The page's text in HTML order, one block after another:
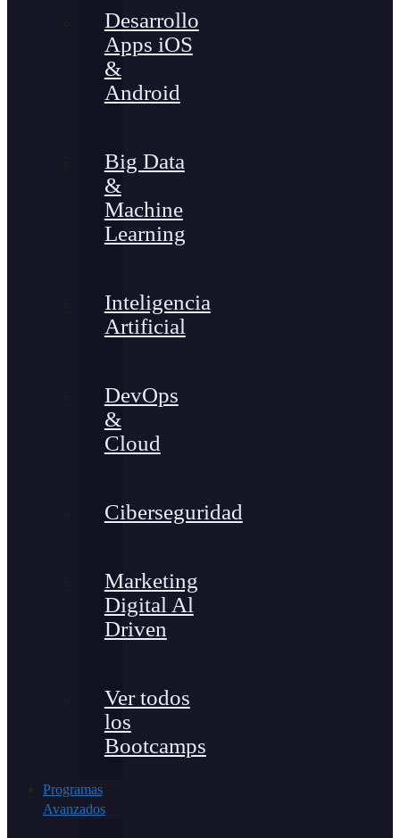
Desarrollo
Apps iOS
&
Android
Big Data
&
Machine
Learning
Inteligencia
Artificial
DevOps
&
Cloud
Ciberseguridad
Marketing
Digital Al
Driven
Ver todos
los
Bootcamps
Programas
Avanzados